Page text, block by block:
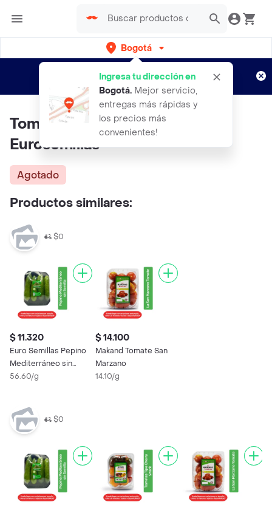
Bogotá
Ingresa tu dirección en
Bogotá. Mejor servicio,
entregas más rápidas y
los precios más
convenientes!
envíos gratis por semanas
Aplican TyC
Tomate Cherry Racimo
Eurosemillas
Agotado
Productos similares:
$0
$ 11.320
Euro Semillas Pepino
Mediterráneo sin
Semilla 200 g
56.60/g
$ 14.100
Makand Tomate San
Marzano
14.10/g
$0